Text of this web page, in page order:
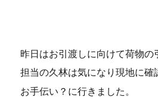
昨日はお引渡しに向けて荷物の
担当の久林は気になり現地に確
お手伝い？に行きました。